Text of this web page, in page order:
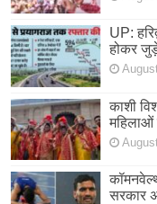
UP:
होकर
काशी
महिलाओं
सरकार